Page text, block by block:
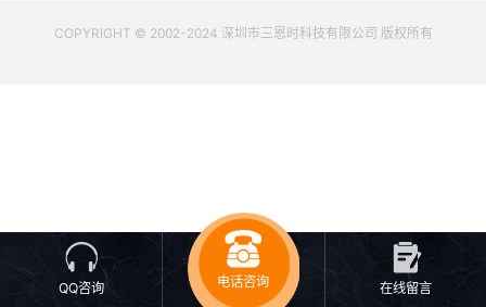
COPYRIGHT © 2002-2024 深圳市三恩时科技有限公司 版权所有
QQ咨询 电话咨询 在线留言